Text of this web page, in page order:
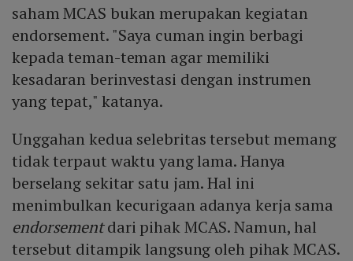
saham MCAS bukan merupakan kegiatan
endorsement. "Saya cuman ingin berbagi
kepada teman-teman agar memiliki
kesadaran berinvestasi dengan instrumen
yang tepat," katanya.
Unggahan kedua selebritas tersebut memang
tidak terpaut waktu yang lama. Hanya
berselang sekitar satu jam. Hal ini
menimbulkan kecurigaan adanya kerja sama
endorsementdari pihak MCAS. Namun, hal
tersebut ditampik langsung oleh pihak MCAS.